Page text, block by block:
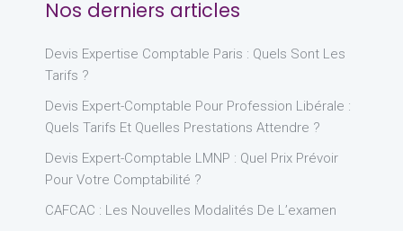
Nos derniers articles
Devis Expertise Comptable Paris : Quels Sont Les
Tarifs ?
Devis Expert-Comptable Pour Profession Libérale :
Quels Tarifs Et Quelles Prestations Attendre ?
Devis Expert-Comptable LMNP : Quel Prix Prévoir
Pour Votre Comptabilité ?
CAFCAC : Les Nouvelles Modalités De L’examen